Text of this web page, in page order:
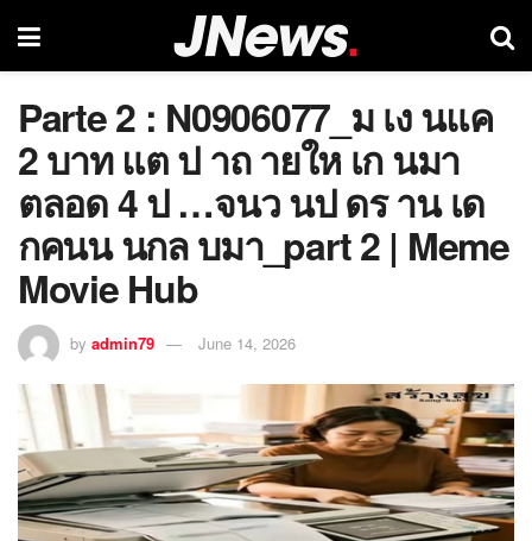
Parte 2 : N0906077_ม เง นแค
2 บาท แต ป าถ ายให เก นมา
ตลอด 4 ป …จนว นป ดร าน เด
กคนน นกล บมา_part 2 | Meme
Movie Hub
by admin79 June 14, 2026